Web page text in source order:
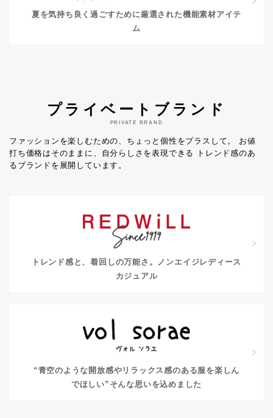
夏を気持ち良く過ごすために 厳選された機能素材アイテ
ム
プライベートブランド
PRIVATE BRAND
ファッションを楽しむための、ちょっと個性をプラスして。
お値
打ち価格はそのままに、自分らしさを表現できる
トレンド感のあ
るブランドを展開しています。
トレンド感と、着回しの万能さ。
ノンエイジレディース
カジュアル
“青空のような開放感やリラックス感のある服を楽しん
でほしい” そんな思いを込めました